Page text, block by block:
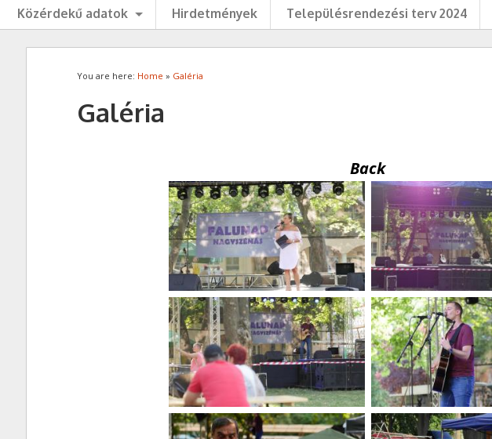
Közérdekű adatok
Hirdetmények Településrendezési terv 2024
You are here: Home » Galéria
Galéria
Back